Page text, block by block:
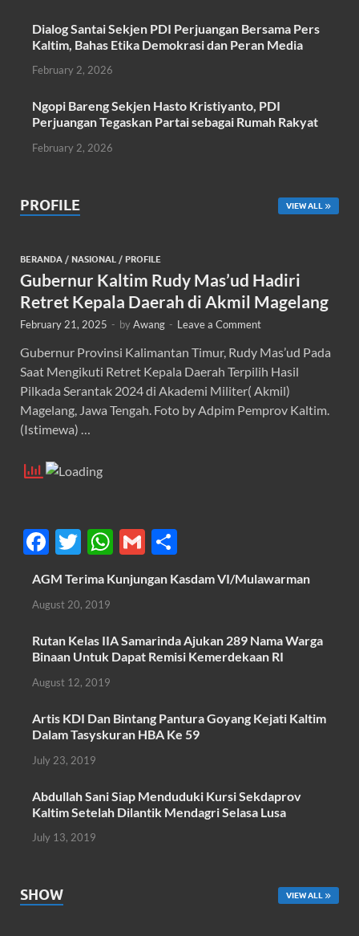
Dialog Santai Sekjen PDI Perjuangan Bersama Pers
Kaltim, Bahas Etika Demokrasi dan Peran Media
February 2, 2026
Ngopi Bareng Sekjen Hasto Kristiyanto, PDI
Perjuangan Tegaskan Partai sebagai Rumah Rakyat
February 2, 2026
PROFILE VIEW ALL
BERANDA / NASIONAL / PROFILE
Gubernur Kaltim Rudy Mas’ud Hadiri
Retret Kepala Daerah di Akmil Magelang
February 21, 2025 - byAwang - Leave a Comment
Gubernur Provinsi Kalimantan Timur, Rudy Mas’ud Pada
Saat Mengikuti Retret Kepala Daerah Terpilih Hasil
Pilkada Serantak 2024 di Akademi Militer( Akmil)
Magelang, Jawa Tengah. Foto by Adpim Pemprov Kaltim.
(Istimewa) …
F
ac
e
b
o
o
k
T
w
itt
er
W
h
at
A
p
G
ail
h
ar
AGM Terima Kunjungan Kasdam VI/Mulawarman
August 20, 2019
Rutan Kelas IIA Samarinda Ajukan 289 Nama Warga
Binaan Untuk Dapat Remisi Kemerdekaan RI
August 12, 2019
Artis KDI Dan Bintang Pantura Goyang Kejati Kaltim
Dalam Tasyskuran HBA Ke 59
July 23, 2019
Abdullah Sani Siap Menduduki Kursi Sekdaprov
Kaltim Setelah Dilantik Mendagri Selasa Lusa
July 13, 2019
SHOW VIEW ALL